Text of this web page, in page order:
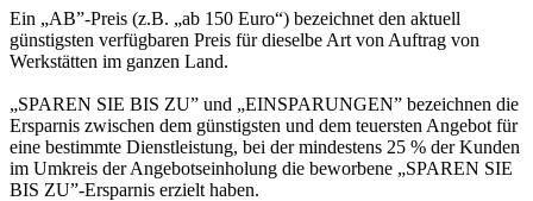
Ein „AB”-Preis (z.B. „ab 150 Euro“) bezeichnet den aktuell
günstigsten verfügbaren Preis für dieselbe Art von Auftrag von
Werkstätten im ganzen Land.
„SPAREN SIE BIS ZU” und „EINSPARUNGEN” bezeichnen die
Ersparnis zwischen dem günstigsten und dem teuersten Angebot für
eine bestimmte Dienstleistung, bei der mindestens 25 % der Kunden
im Umkreis der Angebotseinholung die beworbene „SPAREN SIE
BIS ZU”-Ersparnis erzielt haben.